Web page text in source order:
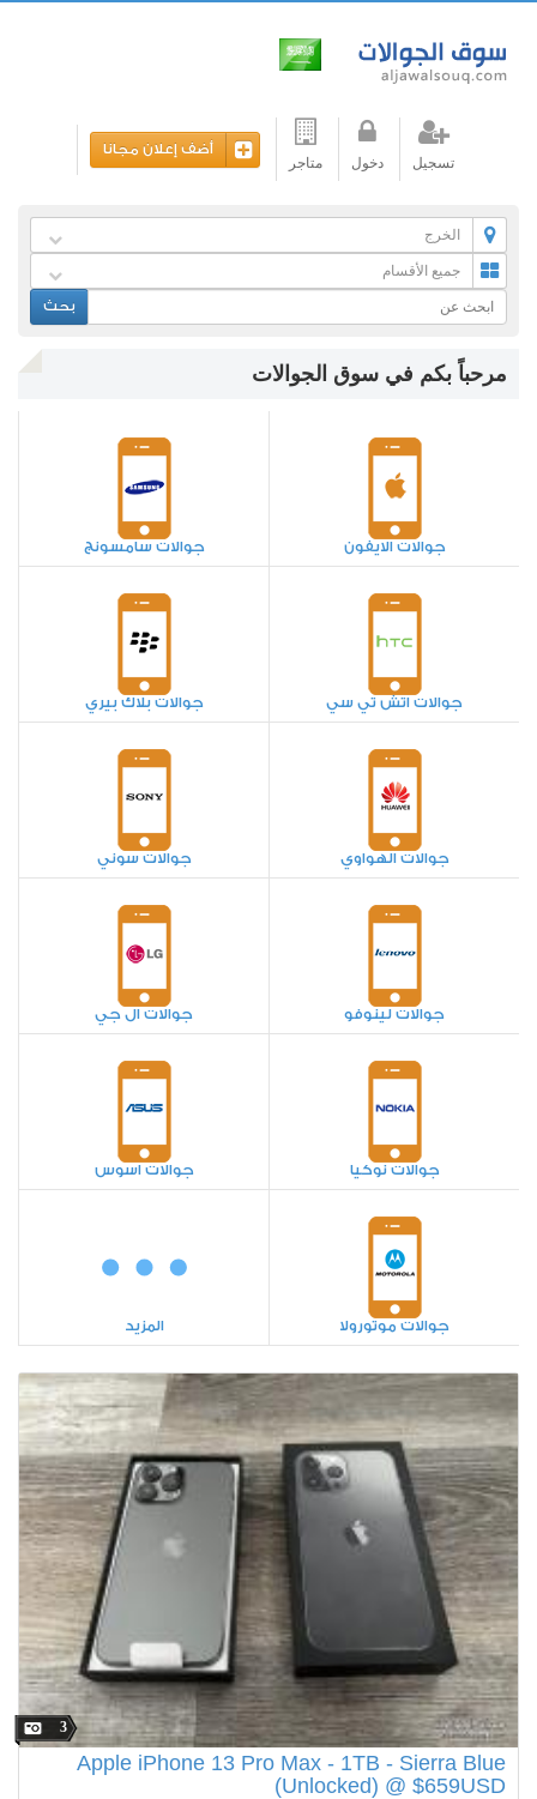
تسجيل دخول متاجر
أضف إعلان مجانا
الخرج
جميع الأقسام
بحث
مرحباً بكم في سوق الجوالات
جوالات الايفون جوالات سامسونج
جوالات اتش تي سي جوالات بلاك بيري
جوالات الهواوي جوالات سوني
جوالات لينوفو جوالات ال جي
جوالات نوكيا جوالات اسوس
جوالات موتورولا المزيد
3
Apple iPhone 13 Pro Max - 1TB - Sierra Blue
(Unlocked) @ $659USD